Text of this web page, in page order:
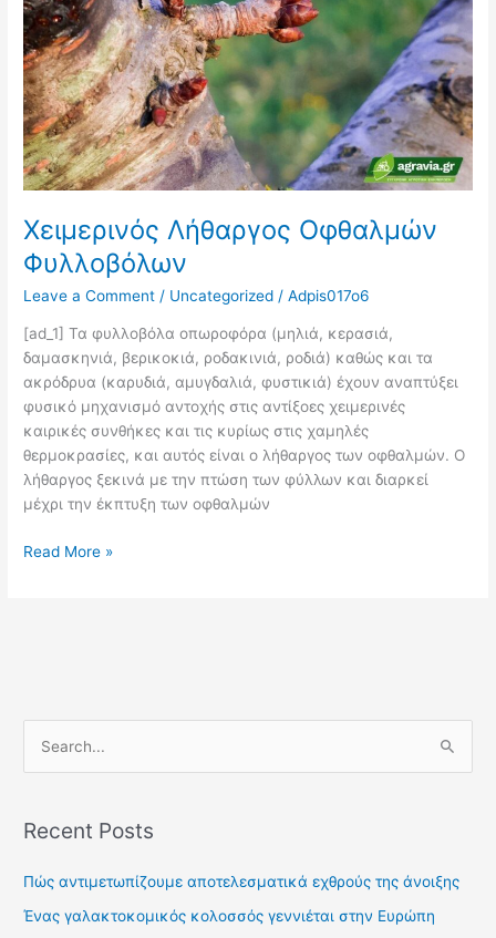
Χειμερινός Λήθαργος Οφθαλμών
Φυλλοβόλων
Leave a Comment / Uncategorized /Adpis017o6
[ad_1] Τα φυλλοβόλα οπωροφόρα (μηλιά, κερασιά,
δαμασκηνιά, βερικοκιά, ροδακινιά, ροδιά) καθώς και τα
ακρόδρυα (καρυδιά, αμυγδαλιά, φυστικιά) έχουν αναπτύξει
φυσικό μηχανισμό αντοχής στις αντίξοες χειμερινές
καιρικές συνθήκες και τις κυρίως στις χαμηλές
θερμοκρασίες, και αυτός είναι ο λήθαργος των οφθαλμών. Ο
λήθαργος ξεκινά με την πτώση των φύλλων και διαρκεί
μέχρι την έκπτυξη των οφθαλμών
Read More »
rRecent Posts
Πώς αντιμετωπίζουμε αποτελεσματικά εχθρούς της άνοιξης
Ένας γαλακτοκομικός κολοσσός γεννιέται στην Ευρώπη